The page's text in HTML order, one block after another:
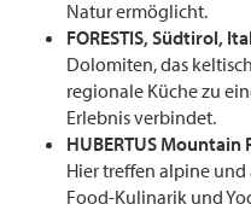
Natur ermöglicht.
FORESTIS, Südtirol,
Dolomiten, das
regionale Küche zu
Erlebnis verbindet.
HUBERTUS
Hier treffen alpine
Food-Kulinarik und